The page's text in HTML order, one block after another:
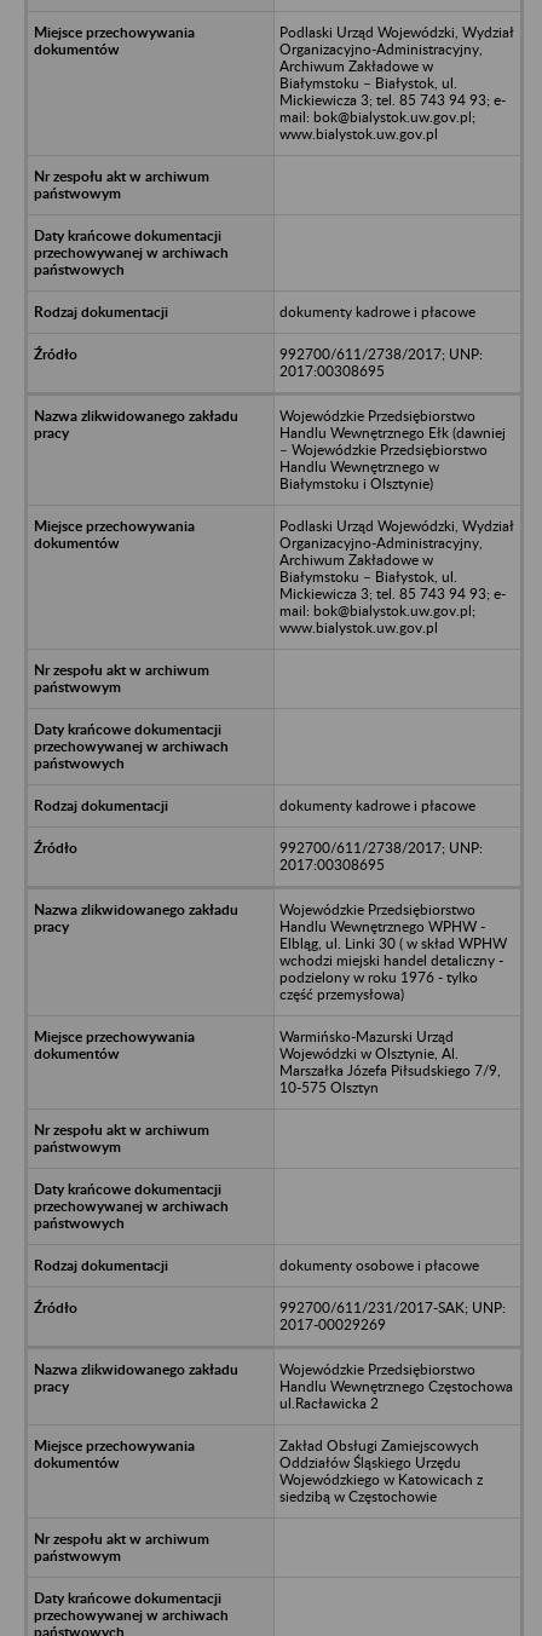
Podlaski Urząd Wojewódzki, Wydział
Organizacyjno-Administracyjny,
Archiwum Zakładowe w
Białymstoku – Białystok, ul.
Mickiewicza 3; tel. 85 743 94 93; e-
mail: bok@bialystok.uw.gov.pl;
www.bialystok.uw.gov.pl
dokumenty kadrowe i płacowe
992700/611/2738/2017; UNP:
2017:00308695
Wojewódzkie Przedsiębiorstwo
Handlu Wewnętrznego Ełk (dawniej
– Wojewódzkie Przedsiębiorstwo
Handlu Wewnętrznego w
Białymstoku i Olsztynie)
Podlaski Urząd Wojewódzki, Wydział
Organizacyjno-Administracyjny,
Archiwum Zakładowe w
Białymstoku – Białystok, ul.
Mickiewicza 3; tel. 85 743 94 93; e-
mail: bok@bialystok.uw.gov.pl;
www.bialystok.uw.gov.pl
dokumenty kadrowe i płacowe
992700/611/2738/2017; UNP:
2017:00308695
Wojewódzkie Przedsiębiorstwo
Handlu Wewnętrznego WPHW -
Elbląg, ul. Linki 30 ( w skład WPHW
wchodzi miejski handel detaliczny -
podzielony w roku 1976 - tylko
część przemysłowa)
Warmińsko-Mazurski Urząd
Wojewódzki w Olsztynie, Al.
Marszałka Józefa Piłsudskiego 7/9,
10-575 Olsztyn
dokumenty osobowe i płacowe
992700/611/231/2017-SAK; UNP:
2017-00029269
Wojewódzkie Przedsiębiorstwo
Handlu Wewnętrznego Częstochowa
ul.Racławicka 2
Zakład Obsługi Zamiejscowych
Oddziałów Śląskiego Urzędu
Wojewódzkiego w Katowicach z
siedzibą w Częstochowie